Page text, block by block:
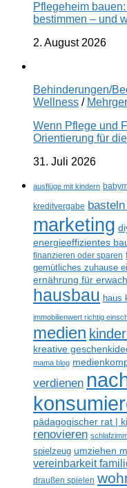
Pflegeheim
bestimmen – und
2. August 2026
Behinderungen/
Wellness /
Wenn Pflege und
Orientierung für
31. Juli 2026
ausflüge mit kindern
kreditvergabe
marketing
energieeffizientes
finanzieren oder sparen
gemütliches zuhause
ernährung für
hausbau haus
immobilienwert richtig
medien
kreative
mama blog
verdienen
pädagogischer rat |
renovieren
spielzeug umziehen
vereinbarkeit
draußen spielen